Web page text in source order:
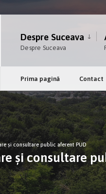
Despre Suceava
Despre Suceava
Prima pagină Contact
și consultare public aferent PUD
și consultare